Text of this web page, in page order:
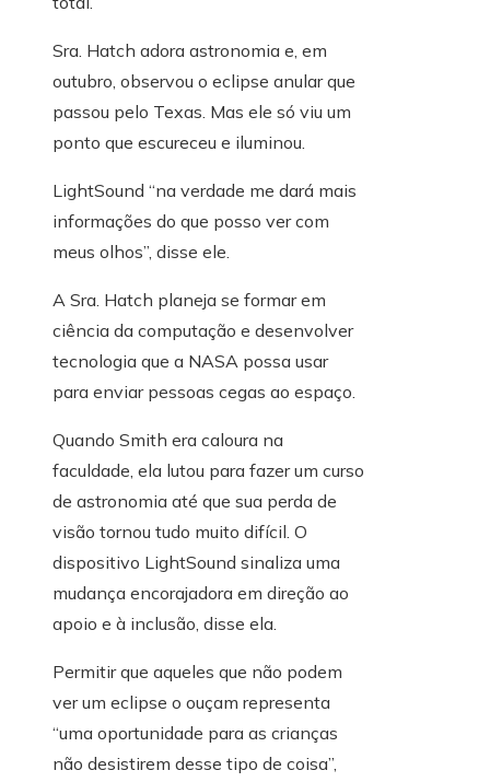
Sra. Hatch adora astronomia e, em
outubro, observou o eclipse anular que
passou pelo Texas. Mas ele só viu um
ponto que escureceu e iluminou.
LightSound “na verdade me dará mais
informações do que posso ver com
meus olhos”, disse ele.
A Sra. Hatch planeja se formar em
ciência da computação e desenvolver
tecnologia que a NASA possa usar
para enviar pessoas cegas ao espaço.
Quando Smith era caloura na
faculdade, ela lutou para fazer um curso
de astronomia até que sua perda de
visão tornou tudo muito difícil. O
dispositivo LightSound sinaliza uma
mudança encorajadora em direção ao
apoio e à inclusão, disse ela.
Permitir que aqueles que não podem
ver um eclipse o ouçam representa
“uma oportunidade para as crianças
não desistirem desse tipo de coisa”,